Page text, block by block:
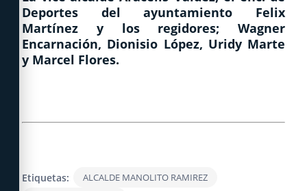
Deportes del ayuntamiento Felix
Martínez y los regidores; Wagner
Encarnación, Dionisio López, Uridy Marte
y Marcel Flores.
Etiquetas:
ALCALDE MANOLITO RAMIREZ